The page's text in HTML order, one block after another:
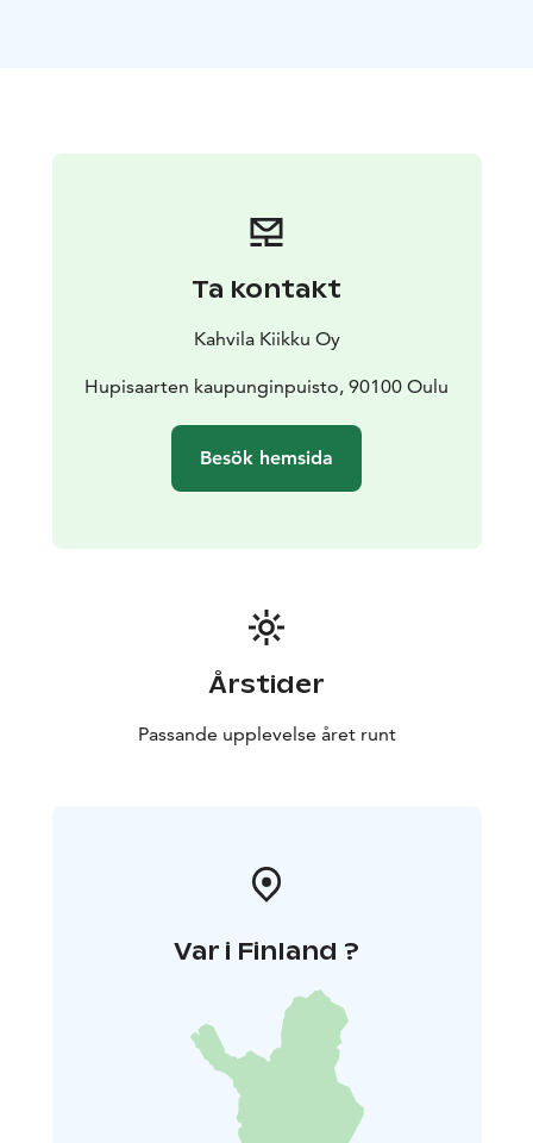
Minst 8 personer – högst 20 personer
Och om du har tur kan du uppleva en magisk middag
under norrskenets sken. ✨
På sommaren njuter ni av den grönskande parken och
Samla vänner, familj eller kollegor och upplev något
Ta kontakt
Kahvila Kiikku Oy
Hupisaarten kaupunginpuisto, 90100 Oulu
Besök hemsida
Årstider
Passande upplevelse året runt
Var i Finland ?